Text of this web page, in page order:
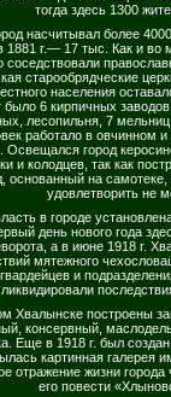
тогда здесь 1300
насчитывал более
г.— 17 тыс. Как и во
старообрядческие
населения
было 6 кирпичных
лесопильня, 7
работало в овчинном
Освещался город
и колодцев, так как
основанный на самотеке,
удовлетворить не
в городе
день нового года
а в июне 1918 г.
мятежного
и
ликвидировали
Хвалынске построены
консервный,
Еще в 1918 г. был создан
картинная галерея
отражение жизни города
его повести